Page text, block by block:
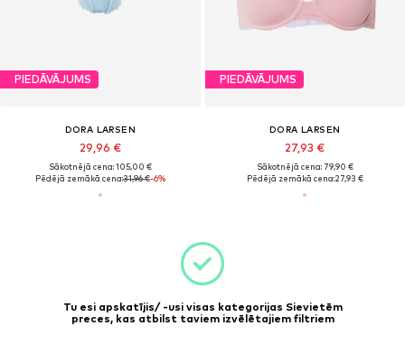
PIEDĀVĀJUMS
DORA LARSEN
29,96 €
Sākotnējā cena: 105,00 €
Pēdējā zemākā cena:31,96 €-6%
PIEDĀVĀJUMS
DORA LARSEN
27,93 €
Sākotnējā cena: 79,90 €
Pēdējā zemākā cena:27,93 €
Tu esi apskatījis/ -usi visas kategorijas Sievietēm
preces, kas atbilst taviem izvēlētajiem filtriem